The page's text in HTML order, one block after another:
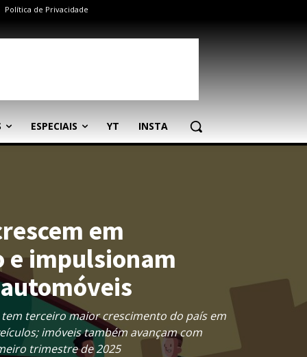
Política de Privacidade
ESPECIAIS YT INSTA
em
e impulsionam
tem terceiro maior crescimento do país em
imóveis também avançam com
trimestre de 2025